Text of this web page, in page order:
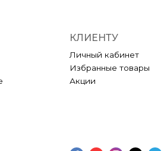
КЛИЕНТУ
Личный кабинет
Избранные товары
Акции